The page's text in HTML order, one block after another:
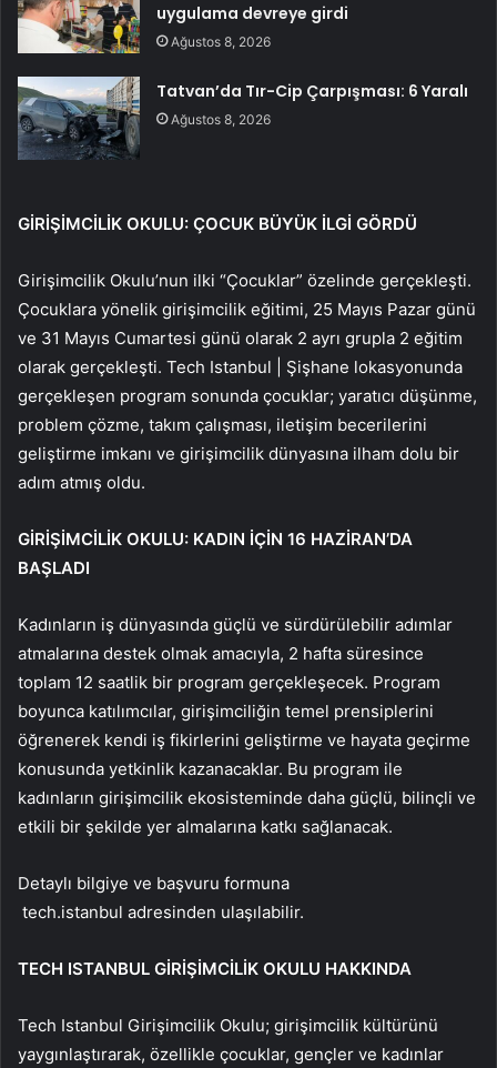
uygulama devreye girdi
Ağustos 8, 2026
Tatvan’da Tır-Cip Çarpışması: 6 Yaralı
Ağustos 8, 2026
GİRİŞİMCİLİK OKULU: ÇOCUK BÜYÜK İLGİ GÖRDÜ
Girişimcilik Okulu’nun ilki “Çocuklar” özelinde gerçekleşti.
Çocuklara yönelik girişimcilik eğitimi, 25 Mayıs Pazar günü
ve 31 Mayıs Cumartesi günü olarak 2 ayrı grupla 2 eğitim
olarak gerçekleşti. Tech Istanbul | Şişhane lokasyonunda
gerçekleşen program sonunda çocuklar; yaratıcı düşünme,
problem çözme, takım çalışması, iletişim becerilerini
geliştirme imkanı ve girişimcilik dünyasına ilham dolu bir
adım atmış oldu.
GİRİŞİMCİLİK OKULU: KADIN İÇİN 16 HAZİRAN’DA
BAŞLADI
Kadınların iş dünyasında güçlü ve sürdürülebilir adımlar
atmalarına destek olmak amacıyla, 2 hafta süresince
toplam 12 saatlik bir program gerçekleşecek. Program
boyunca katılımcılar, girişimciliğin temel prensiplerini
öğrenerek kendi iş fikirlerini geliştirme ve hayata geçirme
konusunda yetkinlik kazanacaklar. Bu program ile
kadınların girişimcilik ekosisteminde daha güçlü, bilinçli ve
etkili bir şekilde yer almalarına katkı sağlanacak.
Detaylı bilgiye ve başvuru formuna
tech.istanbul adresinden ulaşılabilir.
TECH ISTANBUL GİRİŞİMCİLİK OKULU HAKKINDA
Tech Istanbul Girişimcilik Okulu; girişimcilik kültürünü
yaygınlaştırarak, özellikle çocuklar, gençler ve kadınlar